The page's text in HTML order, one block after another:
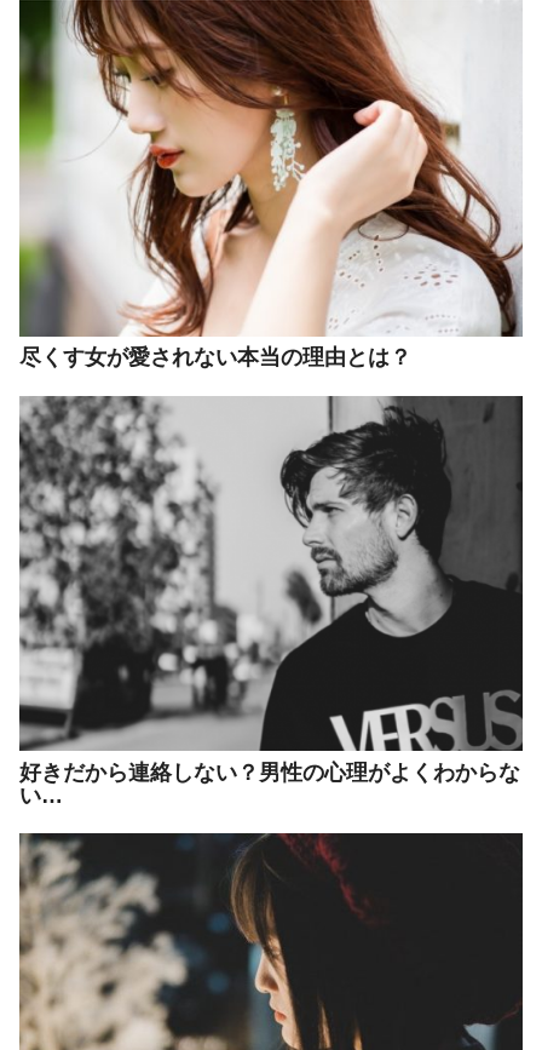
尽くす女が愛されない本当の理由とは？
好きだから連絡しない？男性の心理がよくわからな
い…